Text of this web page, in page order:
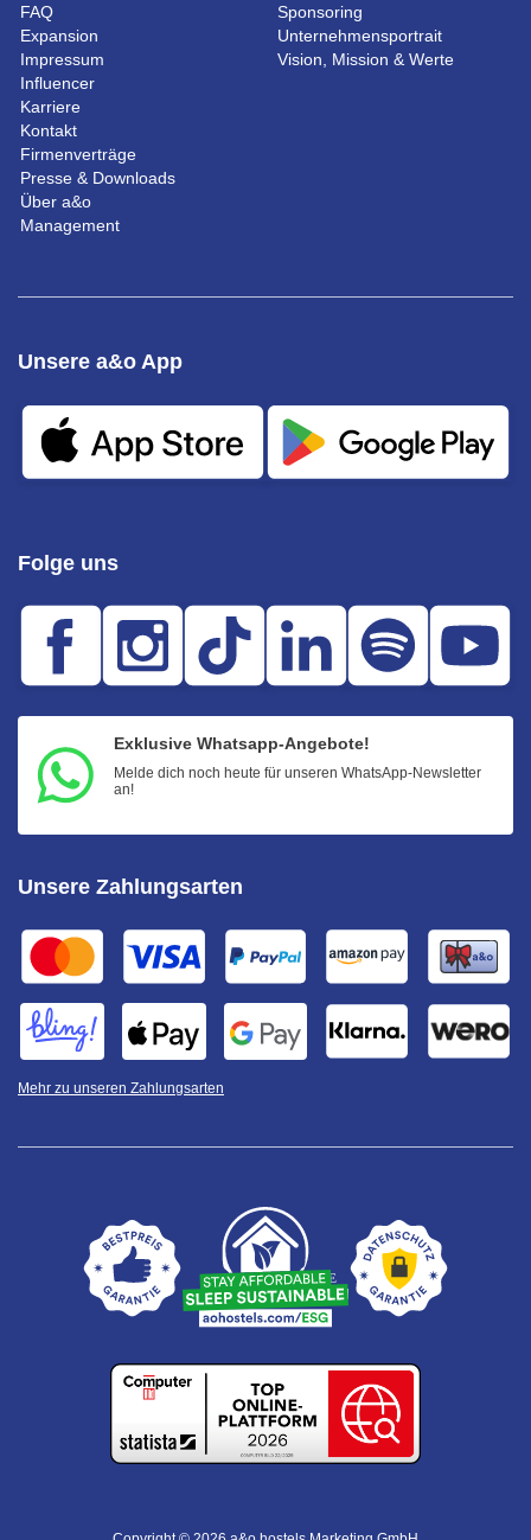
FAQ
Expansion
Impressum
Influencer
Karriere
Kontakt
Firmenverträge
Presse & Downloads
Über a&o
Management
Sponsoring
Unternehmensportrait
Vision, Mission & Werte
Folge uns
Exklusive Whatsapp-Angebote!
Melde dich noch heute für unseren WhatsApp-Newsletter
an!
Unsere a&o App
Unsere Zahlungsarten
Mehr zu unseren Zahlungsarten